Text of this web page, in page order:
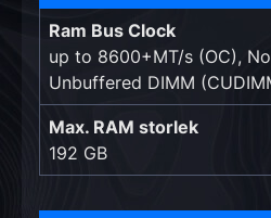
Ram Bus Clock
up to 8600+MT/s (OC),
Unbuffered DIMM
Max. RAM storlek
192 GB